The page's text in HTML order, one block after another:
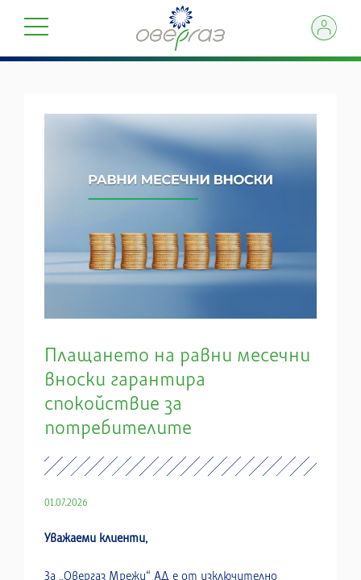
Плащането на равни месечни
вноски гарантира
спокойствие за
потребителите
01.07.2026
Уважаеми клиенти,
За „Овергаз Мрежи“ АД е от изключително